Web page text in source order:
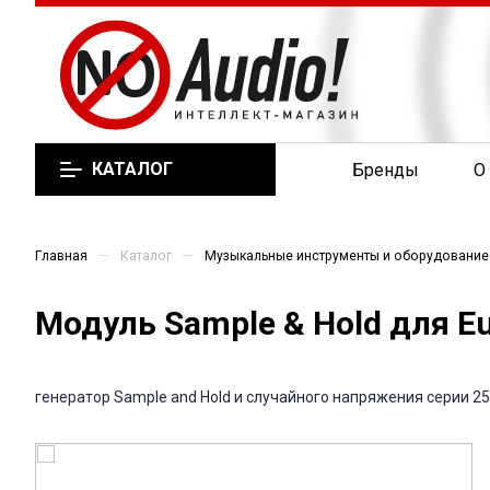
КАТАЛОГ Бренды О
Главная — Каталог — Музыкальные инструменты и оборудование
Модуль Sample & Hold для
генератор Sample and Hold и случайного напряжения серии